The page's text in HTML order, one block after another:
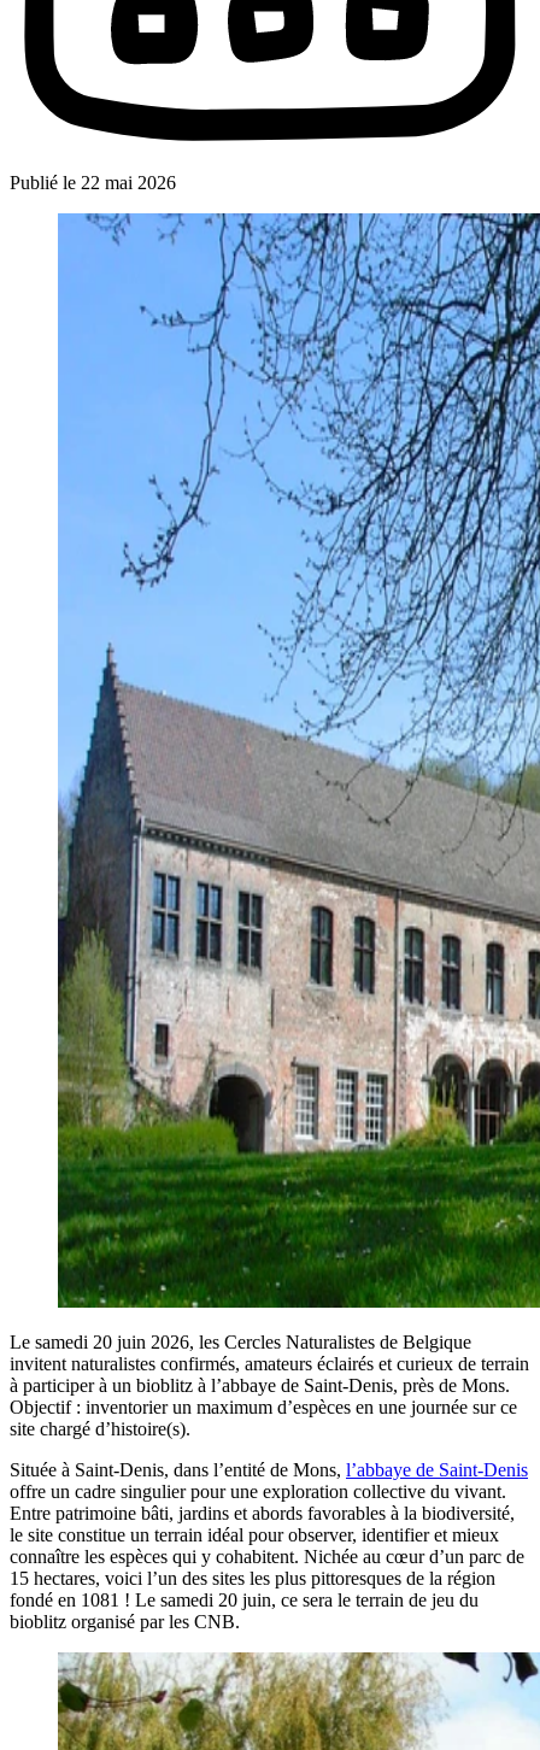
Publié le 22 mai 2026
Le samedi 20 juin 2026, les Cercles Naturalistes de Belgique
invitent naturalistes confirmés, amateurs éclairés et curieux de terrain
à participer à un bioblitz à l’abbaye de Saint-Denis, près de Mons.
Objectif : inventorier un maximum d’espèces en une journée sur ce
site chargé d’histoire(s).
Située à Saint-Denis, dans l’entité de Mons, l’abbaye de Saint-Denis
offre un cadre singulier pour une exploration collective du vivant.
Entre patrimoine bâti, jardins et abords favorables à la biodiversité,
le site constitue un terrain idéal pour observer, identifier et mieux
connaître les espèces qui y cohabitent. Nichée au cœur d’un parc de
15 hectares, voici l’un des sites les plus pittoresques de la région
fondé en 1081 ! Le samedi 20 juin, ce sera le terrain de jeu du
bioblitz organisé par les CNB.